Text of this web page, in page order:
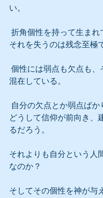
い。
それを失うのは残念至極
混在している。
どうして信仰が前向き、
るだろう。
それよりも自分という人
なのか？
そしてその個性を神が与